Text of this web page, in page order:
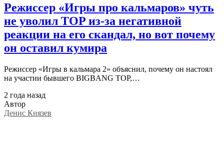
Режиссер «Игры про кальмаров» чуть
не уволил TOP из-за негативной
реакции на его скандал, но вот почему
он оставил кумира
Режиссер «Игры в кальмара 2» объяснил, почему он настоял
на участии бывшего BIGBANG TOP,…
2 года назад
Автор
Денис Князев